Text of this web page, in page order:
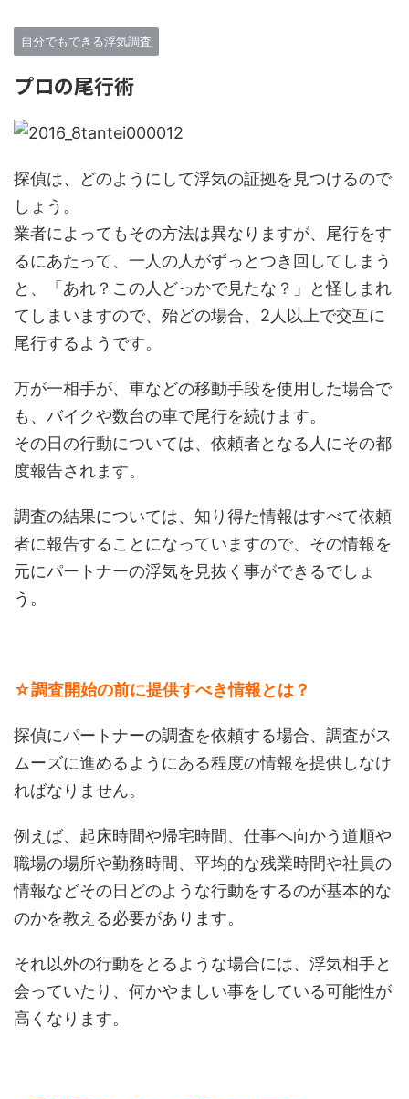
自分でもできる浮気調査
プロの尾行術
探偵は、どのようにして浮気の証拠を見つけるので
しょう。
業者によってもその方法は異なりますが、尾行をす
るにあたって、一人の人がずっとつき回してしまう
と、「あれ？この人どっかで見たな？」と怪しまれ
てしまいますので、殆どの場合、2人以上で交互に
尾行するようです。
万が一相手が、車などの移動手段を使用した場合で
も、バイクや数台の車で尾行を続けます。
その日の行動については、依頼者となる人にその都
度報告されます。
調査の結果については、知り得た情報はすべて依頼
者に報告することになっていますので、その情報を
元にパートナーの浮気を見抜く事ができるでしょ
う。
☆調査開始の前に提供すべき情報とは？
探偵にパートナーの調査を依頼する場合、調査がス
ムーズに進めるようにある程度の情報を提供しなけ
ればなりません。
例えば、起床時間や帰宅時間、仕事へ向かう道順や
職場の場所や勤務時間、平均的な残業時間や社員の
情報などその日どのような行動をするのが基本的な
のかを教える必要があります。
それ以外の行動をとるような場合には、浮気相手と
会っていたり、何かやましい事をしている可能性が
高くなります。